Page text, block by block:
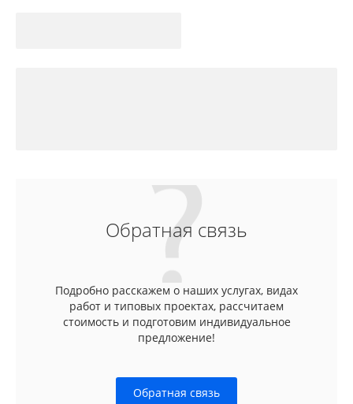
Обратная связь
Подробно расскажем о наших услугах, видах
работ и типовых проектах, рассчитаем
стоимость и подготовим индивидуальное
предложение!
Обратная связь